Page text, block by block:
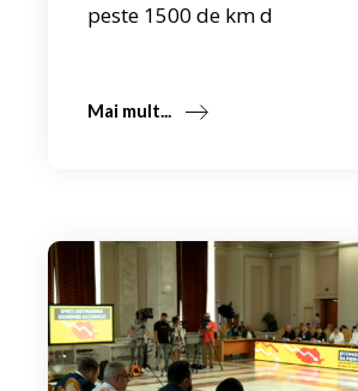
peste 1500 de km d
Mai mult...